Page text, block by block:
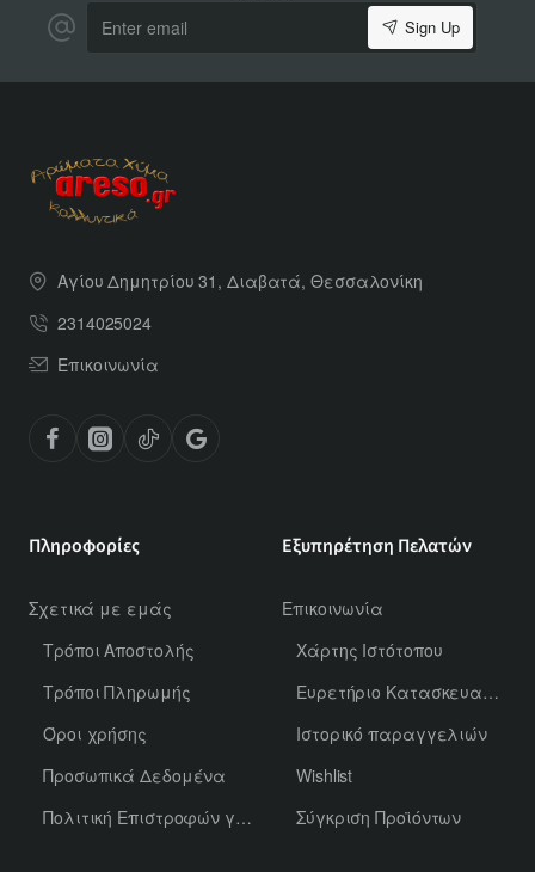
email
Sign Up
Αγίου Δημητρίου 31, Διαβατά, Θεσσαλονίκη
2314025024
Επικοινωνία
Πληροφορίες
Σχετικά με εμάς
Τρόποι Αποστολής
Τρόποι Πληρωμής
Όροι χρήσης
Προσωπικά Δεδομένα
Πολιτική Επιστροφών για Χύμα Αρώματα
Εξυπηρέτηση Πελατών
Επικοινωνία
Χάρτης Ιστότοπου
Ευρετήριο Κατασκευαστών
Ιστορικό παραγγελιών
Wishlist
Σύγκριση Προϊόντων